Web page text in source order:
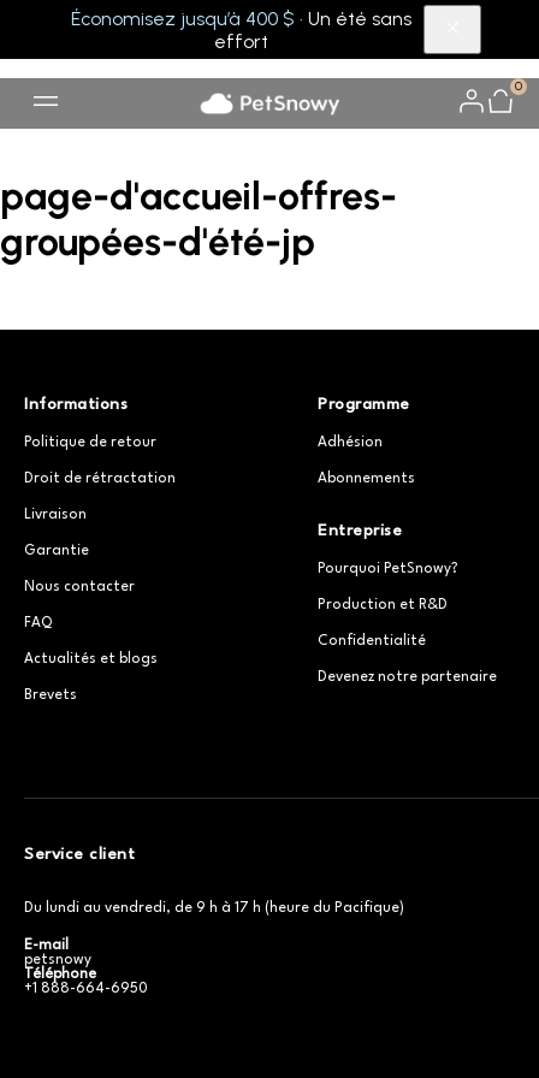
Économisez jusqu’à 400 $ · Un été sans
effort
0
page-d'accueil-offres-
groupées-d'été-jp
Informations
Politique de retour
Droit de rétractation
Livraison
Garantie
Nous contacter
FAQ
Actualités et blogs
Brevets
Programme
Adhésion
Abonnements
Entreprise
Pourquoi PetSnowy?
Production et R&D
Confidentialité
Devenez notre partenaire
Service client
Du lundi au vendredi, de 9 h à 17 h (heure du Pacifique)
E-mail
petsnowy
Téléphone
+1 888-664-6950